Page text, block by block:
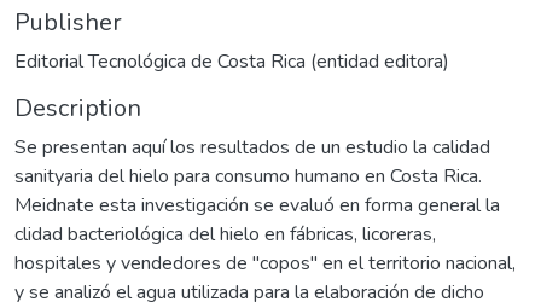
Publisher
Editorial Tecnológica de Costa Rica (entidad editora)
Description
Se presentan aquí los resultados de un estudio la calidad
sanityaria del hielo para consumo humano en Costa Rica.
Meidnate esta investigación se evaluó en forma general la
clidad bacteriológica del hielo en fábricas, licoreras,
hospitales y vendedores de "copos" en el territorio nacional,
y se analizó el agua utilizada para la elaboración de dicho